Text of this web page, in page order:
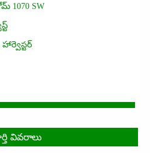
1070 SW
వివరాలు